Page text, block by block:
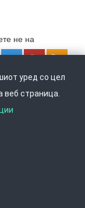
не на
1000 Скопје,
|
уред со цел
веб страница.